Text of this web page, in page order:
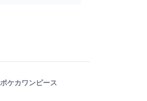
ポケカワンピース